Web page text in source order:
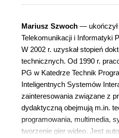
Mariusz Szwoch — ukończył
Telekomunikacji i Informatyki
W 2002 r. uzyskał stopień
technicznych. Od 1990 r.
PG w Katedrze Technik
Inteligentnych Systemów
zainteresowania związane z
dydaktyczną obejmują m.in.
programowania, multimedia,
tworzenie gier wideo. Jest